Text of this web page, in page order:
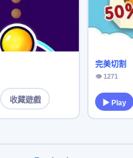
收藏遊戲
完美切割
👁 1271
▶ Play